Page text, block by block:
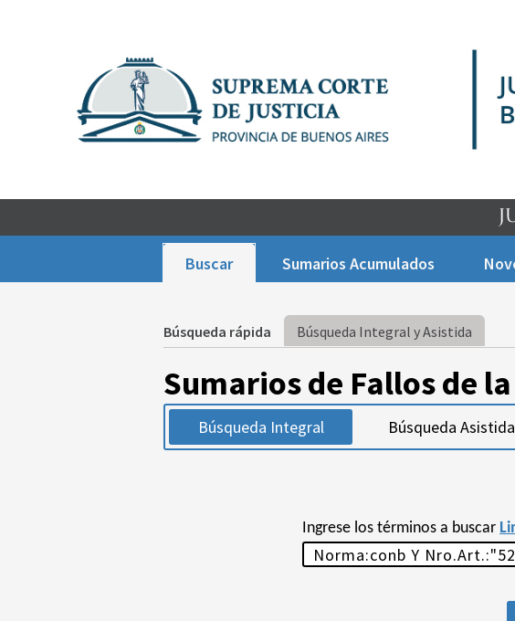
Buscar Sumarios Acumulados
Búsqueda rápida Búsqueda Integral y Asistida
Sumarios de Fallos de
Búsqueda Integral Búsqueda Asistida
Ingrese los términos a buscar